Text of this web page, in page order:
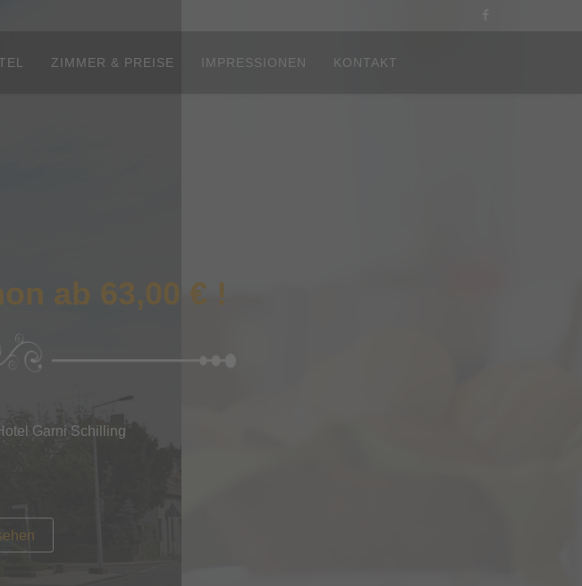
ZIMMER & PREISE IMPRESSIONEN KONTAKT
ab 63,00 € !
Garni Schilling